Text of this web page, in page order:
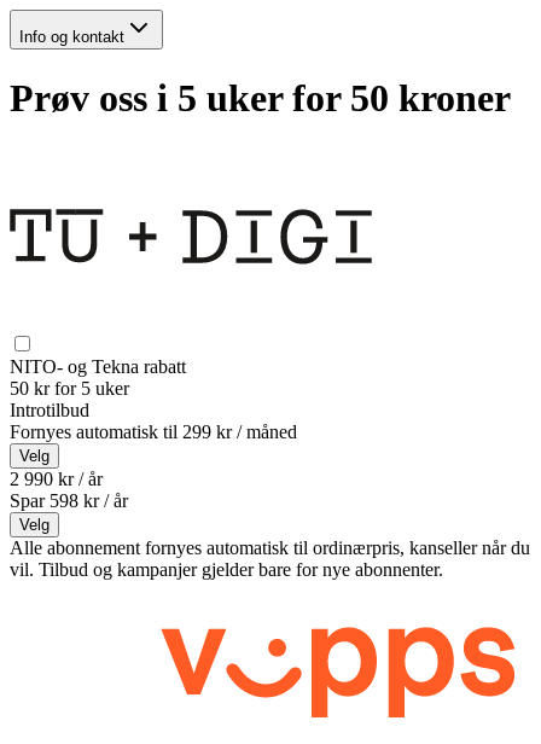
Info og kontakt
Prøv oss i 5 uker for 50 kroner
NITO- og Tekna rabatt
50 kr for 5 uker
Introtilbud
Fornyes automatisk til 299 kr / måned
Velg
2 990 kr / år
Spar 598 kr /år
Velg
Alle abonnement fornyes automatisk til ordinærpris, kanseller når du
vil. Tilbud og kampanjer gjelder bare for nye abonnenter.